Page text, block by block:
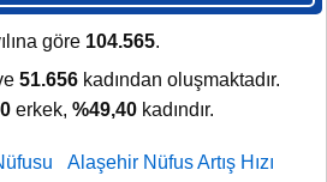
göre 104.565.
51.656 kadından oluşmaktadır.
erkek, %49,40 kadındır.
Alaşehir Nüfus Artış Hızı